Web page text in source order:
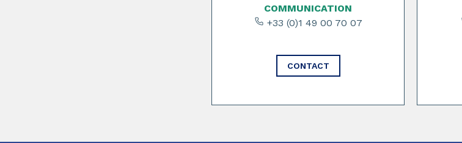
COMMUNICATION
+33 (0)1 49 00 70 07
CONTACT